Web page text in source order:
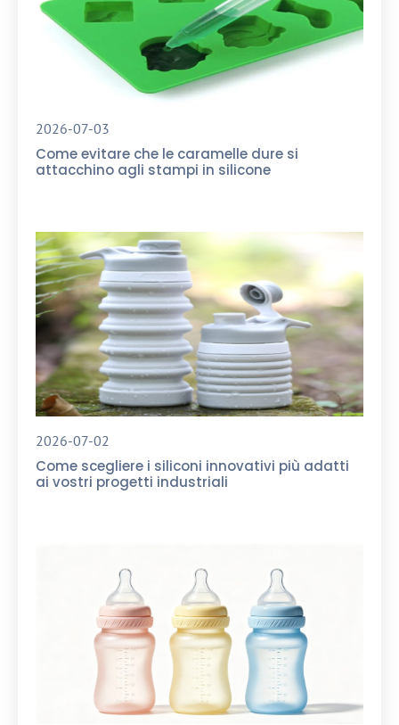
2026-07-03
Come evitare che le caramelle dure si
attacchino agli stampi in silicone
2026-07-02
Come scegliere i siliconi innovativi più adatti
ai vostri progetti industriali